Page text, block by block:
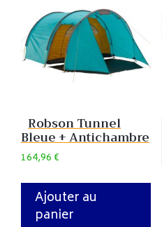
Robson Tunnel
Bleue + Antichambre
164,96€
Ajouter au
panier